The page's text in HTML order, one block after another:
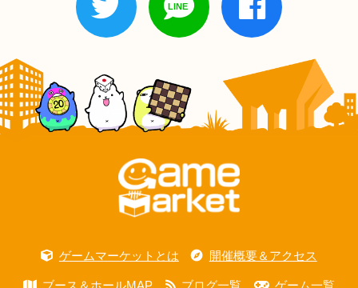
ゲームマーケットとは 開催概要＆アクセス
ブース＆ホールMAP ブログ一覧 ゲーム一覧